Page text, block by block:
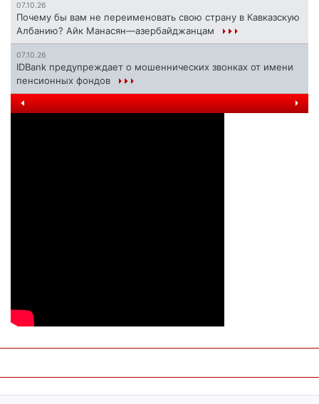
07.10.26
Почему бы вам не переименовать свою страну в Кавказскую
Албанию? Айк Манасян—азербайджанцам
07.10.26
IDBank предупреждает о мошеннических звонках от имени
пенсионных фондов